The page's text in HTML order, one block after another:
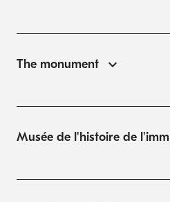
The monument
Musée de l'histoire de